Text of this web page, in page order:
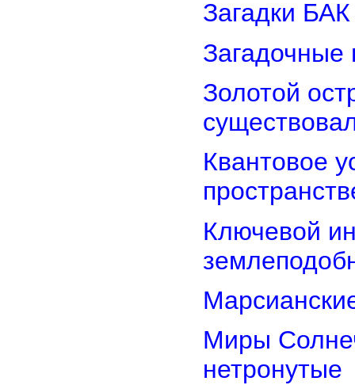
Загадки
Загадочные
Золотой
Квантовое
Ключевой
Миры
нетронутые